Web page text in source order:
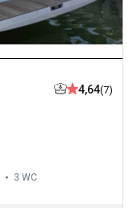
4,64(7)
3 WC